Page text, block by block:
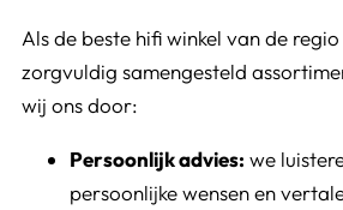
Als de beste hifi winkel van de
zorgvuldig samengesteld
wij ons door:
Persoonlijk advies: we
persoonlijke wensen en